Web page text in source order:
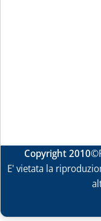
Copyright 2010
E' vietata la